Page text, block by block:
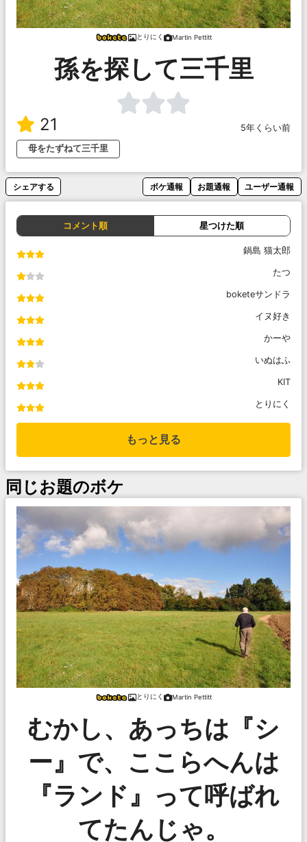
とりにく Martin Pettitt
孫を探して三千里
21
5年くらい前
母をたずねて三千里
シェアする ボケ通報 お題通報 ユーザー通報
コメント順 星つけた順
鍋島 猫太郎
たつ
boketeサンドラ
イヌ好き
かーや
いぬはふ
KIT
とりにく
もっと見る
同じお題のボケ
とりにく Martin Pettitt
むかし、あっちは『シ
ー』で、ここらへんは
『ランド』って呼ばれ
てたんじゃ。